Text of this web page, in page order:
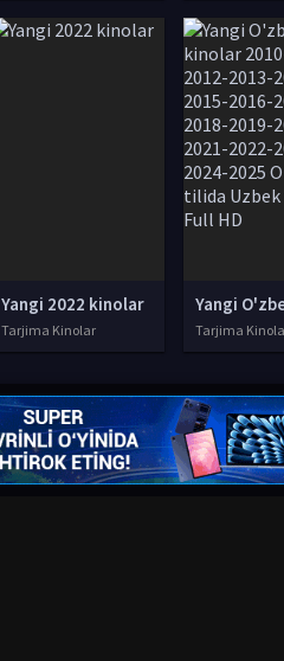
Yangi 2022 kinolar
Tarjima Kinolar Tarjima